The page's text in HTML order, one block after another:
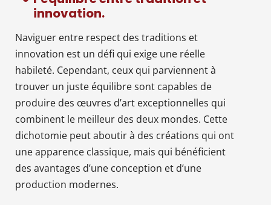
innovation.
Naviguer entre respect des traditions et
innovation est un défi qui exige une réelle
habileté. Cependant, ceux qui parviennent à
trouver un juste équilibre sont capables de
produire des œuvres d’art exceptionnelles qui
combinent le meilleur des deux mondes. Cette
dichotomie peut aboutir à des créations qui ont
une apparence classique, mais qui bénéficient
des avantages d’une conception et d’une
production modernes.